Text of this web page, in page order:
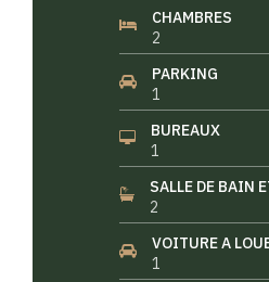
CHAMBRES
2
PARKING
1
BUREAUX
1
SALLE DE BAIN
2
VOITURE A
1